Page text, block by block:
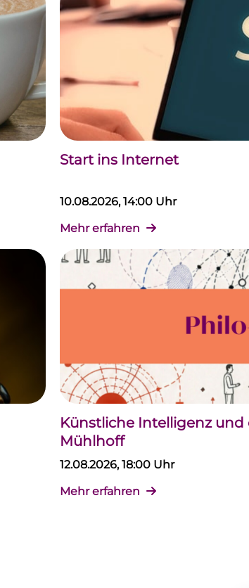
Start ins Internet
10.08.2026, 14:00 Uhr
Mehr erfahren
Künstliche Intelligenz und
Mühlhoff
12.08.2026, 18:00 Uhr
Mehr erfahren